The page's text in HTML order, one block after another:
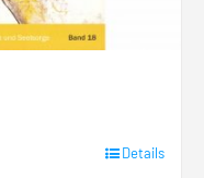
Details